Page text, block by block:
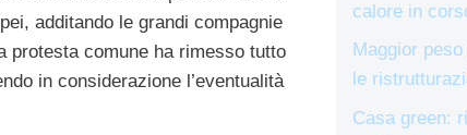
additando le grandi compagnie
protesta comune ha rimesso tutto
in considerazione l’eventualità
calore in
Maggior
le
Casa green: